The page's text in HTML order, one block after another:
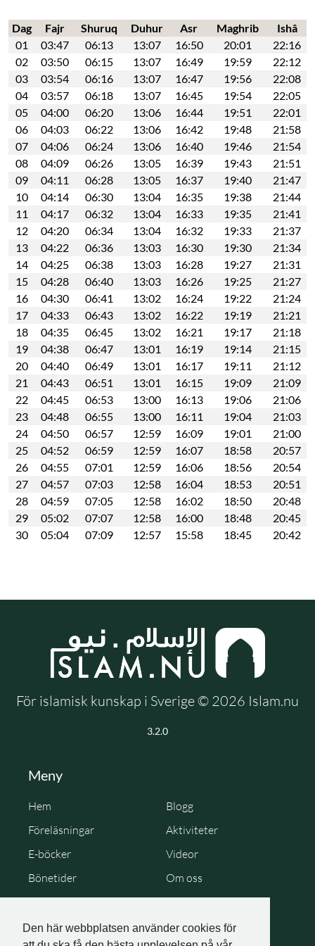
Den här webbplatsen använder cookies för
Dag Fajr Shuruq Duhur Asr Maghrib
Ishâ
01
03:47 06:13 13:07 16:50 20:01
22:16
02
03:50 06:15 13:07 16:49 19:59
22:12
03
03:54 06:16 13:07 16:47 19:56
22:08
04
03:57 06:18 13:07 16:45 19:54
22:05
05
04:00 06:20 13:06 16:44 19:51
22:01
06
04:03 06:22 13:06 16:42 19:48
21:58
07
04:06 06:24 13:06 16:40 19:46
21:54
08
04:09 06:26 13:05 16:39 19:43
21:51
09
04:11 06:28 13:05 16:37 19:40
21:47
10
04:14 06:30 13:04 16:35 19:38
21:44
11
04:17 06:32 13:04 16:33 19:35
21:41
12
04:20 06:34 13:04 16:32 19:33
21:37
13
04:22 06:36 13:03 16:30 19:30
21:34
14
04:25 06:38 13:03 16:28 19:27
21:31
15
04:28 06:40 13:03 16:26 19:25
21:27
16
04:30 06:41 13:02 16:24 19:22
21:24
17
04:33 06:43 13:02 16:22 19:19
21:21
18
04:35 06:45 13:02 16:21 19:17
21:18
19
04:38 06:47 13:01 16:19 19:14
21:15
20
04:40 06:49 13:01 16:17 19:11
21:12
21
04:43 06:51 13:01 16:15 19:09
21:09
22
04:45 06:53 13:00 16:13 19:06
21:06
23
04:48 06:55 13:00 16:11 19:04
21:03
24
04:50 06:57 12:59 16:09 19:01
21:00
25
04:52 06:59 12:59 16:07 18:58
20:57
26
04:55 07:01 12:59 16:06 18:56
20:54
27
04:57 07:03 12:58 16:04 18:53
20:51
28
04:59 07:05 12:58 16:02 18:50
20:48
29
05:02 07:07 12:58 16:00 18:48
20:45
30
05:04 07:09 12:57 15:58 18:45 20:42
För islamisk kunskap i Sverige © 2026 Islam.nu
3.2.0
Meny
Hem
Blogg
Föreläsningar
Aktiviteter
E-böcker
Videor
Bönetider
Om oss
Cookie Policy
Personuppgiftspolicy